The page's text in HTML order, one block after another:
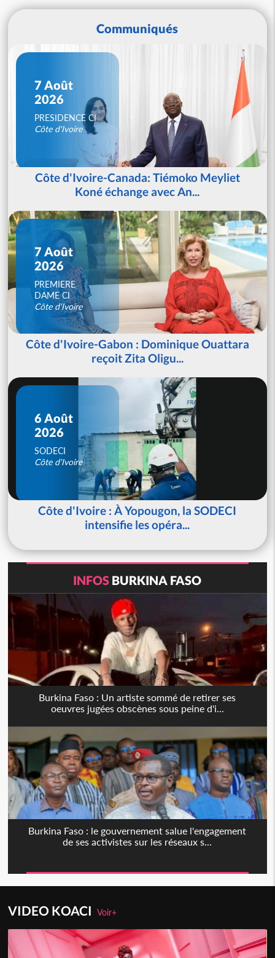
Communiqués
7 Août
2026
PRESIDENCE CI
Côte d'Ivoire
Côte d'Ivoire-Canada: Tiémoko Meyliet
Koné échange avec An...
7 Août
2026
PREMIERE
DAME CI
Côte d'Ivoire
Côte d'Ivoire-Gabon : Dominique Ouattara
reçoit Zita Oligu...
6 Août
2026
SODECI
Côte d'Ivoire
Côte d'Ivoire : À Yopougon, la SODECI
intensifie les opéra...
INFOS BURKINA FASO
Burkina Faso : Un artiste sommé de retirer ses
oeuvres jugées obscènes sous peine d'i...
Burkina Faso : le gouvernement salue l'engagement
de ses activistes sur les réseaux s...
VIDEO KOACIVoir+